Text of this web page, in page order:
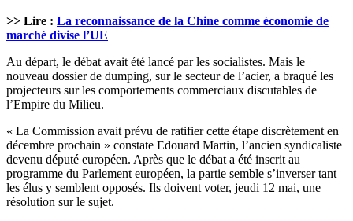
>> Lire : La reconnaissance de la Chine comme économie de
marché divise l’UE
Au départ, le débat avait été lancé par les socialistes. Mais le
nouveau dossier de dumping, sur le secteur de l’acier, a braqué les
projecteurs sur les comportements commerciaux discutables de
l’Empire du Milieu.
« La Commission avait prévu de ratifier cette étape discrètement en
décembre prochain » constate Edouard Martin, l’ancien syndicaliste
devenu député européen. Après que le débat a été inscrit au
programme du Parlement européen, la partie semble s’inverser tant
les élus y semblent opposés. Ils doivent voter, jeudi 12 mai, une
résolution sur le sujet.